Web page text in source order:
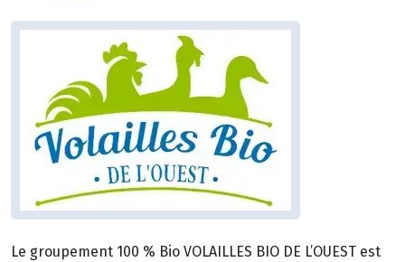
Le groupement 100 % Bio VOLAILLES BIO DE L’OUEST est